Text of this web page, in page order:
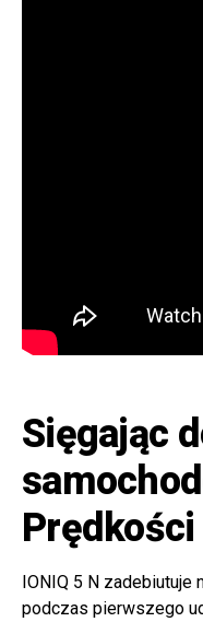
Sięgając
IONIQ 5 N zadebiutuje
podczas pierwszego